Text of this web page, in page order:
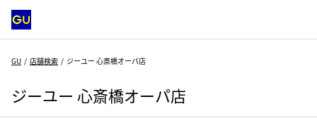
GU 店舗検索 ジーユー 心斎橋オーパ店
ジーユー 心斎橋オーパ店